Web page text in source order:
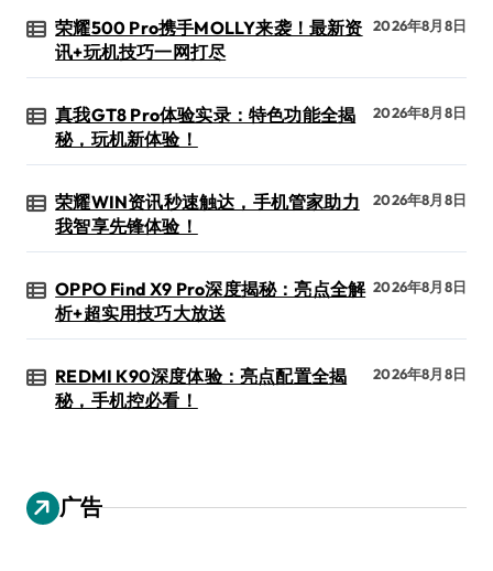
荣耀500 Pro携手MOLLY来袭！最新资
讯+玩机技巧一网打尽
2026年8月8日
真我GT8 Pro体验实录：特色功能全揭
秘，玩机新体验！
2026年8月8日
荣耀WIN资讯秒速触达，手机管家助力
我智享先锋体验！
2026年8月8日
OPPO Find X9 Pro深度揭秘：亮点全解
析+超实用技巧大放送
2026年8月8日
REDMI K90深度体验：亮点配置全揭
秘，手机控必看！
2026年8月8日
广告